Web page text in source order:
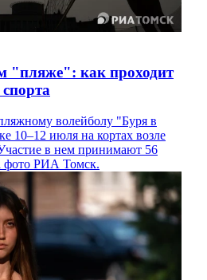
"пляже": как проходит
волейболу "Буря в
10–12 июля на кортах возле
в нем принимают 56
фото РИА Томск.